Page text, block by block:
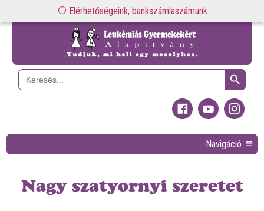
Elérhetőségeink, bankszámlaszámunk
Search
for:
Search Button
Navigáció
Nagy szatyornyi szeretet